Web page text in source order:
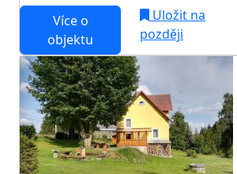
Více o
objektu
Uložit na
později